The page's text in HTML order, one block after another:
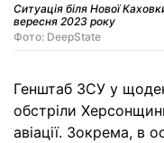
Ситуація біля Нової
вересня 2023 року
Фото: DeepState
Генштаб ЗСУ у
обстріли
авіації. Зокрема, в